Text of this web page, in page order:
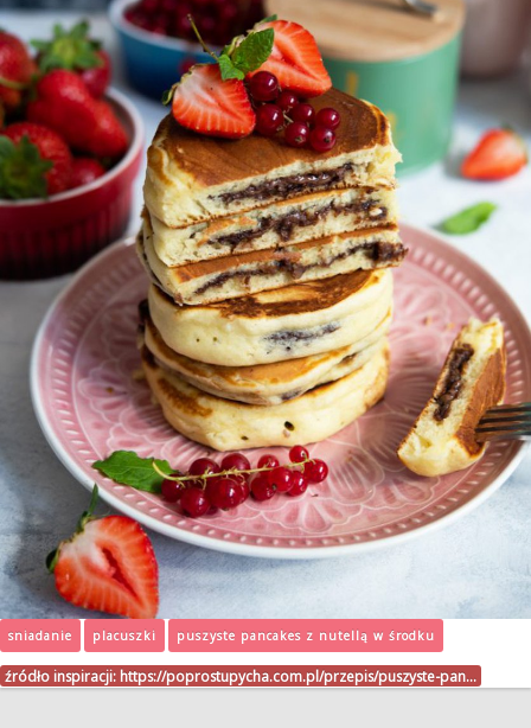
sniadanie placuszki puszyste pancakes z nutellą w środku
źródło inspiracji: https://poprostupycha.com.pl/przepis/puszyste-pan…